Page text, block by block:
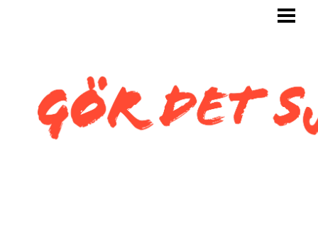
KAKLA SJÄLV
KAKLA TOALETT